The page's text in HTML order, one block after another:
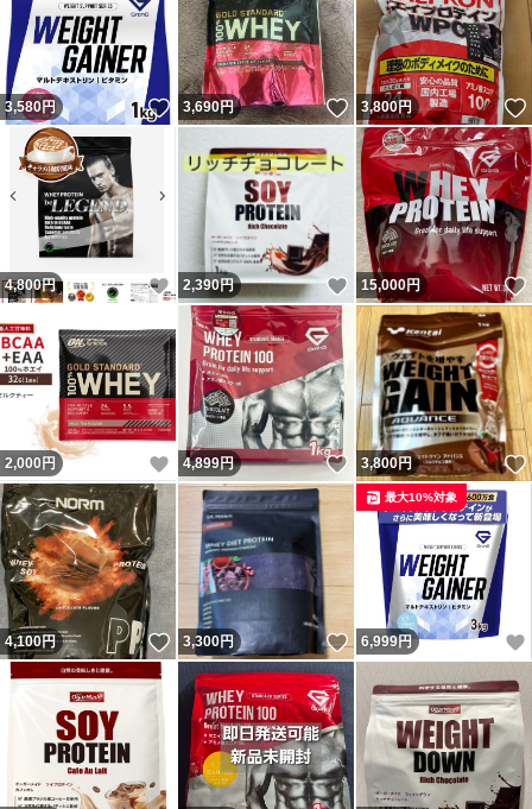
3,580円 いいね！
3,690円 いいね！
3,800円
4,800円 いいね！
2,390円 いいね！
15,000円
2,000 円 いいね！
4,899円 いいね！
3,800円
4,100円 いいね！
3,300円 いいね！
6,999円
最大10%対象